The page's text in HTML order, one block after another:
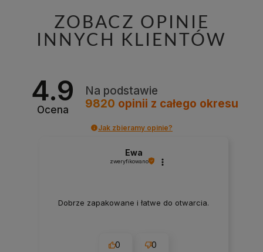
ZOBACZ OPINIE
INNYCH KLIENTÓW
4.9
Ocena
Na podstawie
9820 opinii z całego okresu
Jak zbieramy opinie?
Ewa
zweryfikowano
Dobrze zapakowane i łatwe do otwarcia.
0 0